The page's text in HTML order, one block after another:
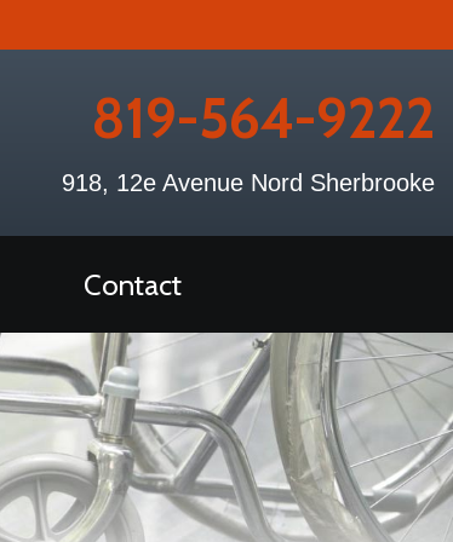
819-564-9222
918, 12e Avenue Nord Sherbrooke
Contact